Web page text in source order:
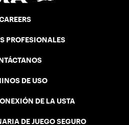
PROFESIONALES
DE USO
DE LA USTA
DE JUEGO SEGURO